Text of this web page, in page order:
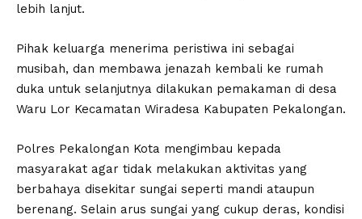
lebih lanjut.
Pihak keluarga menerima peristiwa ini sebagai
musibah, dan membawa jenazah kembali ke rumah
duka untuk selanjutnya dilakukan pemakaman di desa
Waru Lor Kecamatan Wiradesa Kabupaten Pekalongan.
Polres Pekalongan Kota mengimbau kepada
masyarakat agar tidak melakukan aktivitas yang
berbahaya disekitar sungai seperti mandi ataupun
berenang. Selain arus sungai yang cukup deras, kondisi